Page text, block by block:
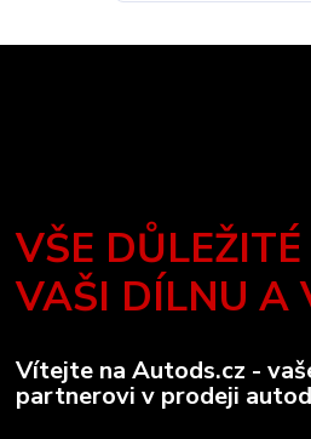
VŠE
VAŠI DÍLNU A
Vítejte na Autods.cz -
partnerovi v prodeji